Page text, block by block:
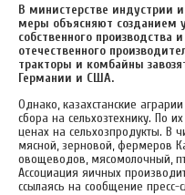
В министерстве индустрии
меры объясняют созданием
собственного
отечественного
тракторы и комбайны
Германии и США.
Однако, казахстанские
сбора на сельхозтехнику. По
ценах на сельхозпродукты. В
мясной, зерновой, фермеров
овощеводов, мясомолочный,
Ассоциация яичных
ссылаясь на сообщение